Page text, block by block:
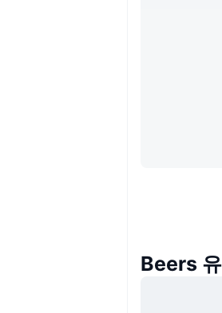
Beers